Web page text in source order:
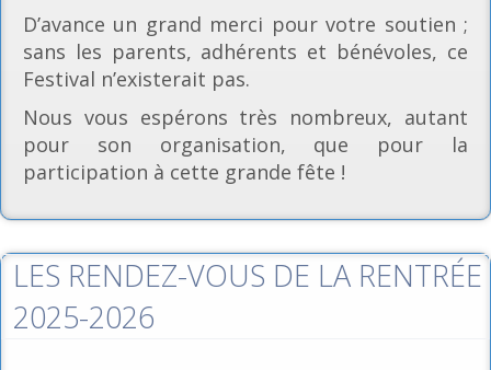
D’avance un grand merci pour votre soutien ;
sans les parents, adhérents et bénévoles, ce
Festival n’existerait pas.
Nous vous espérons très nombreux, autant
pour son organisation, que pour la
participation à cette grande fête !
LES RENDEZ-VOUS DE LA RENTRÉE
2025-2026